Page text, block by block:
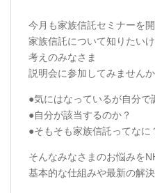
今月も家族信託セミナーを
家族信託について知りたい
考えのみなさま
説明会に参加してみませんか
●気にはなっているが自分で
●自分が該当するのか？
●そもそも家族信託ってなに
そんなみなさまのお悩みを
基本的な仕組みや最新の解